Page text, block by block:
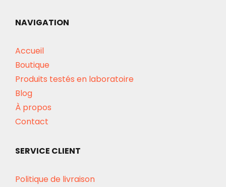
NAVIGATION
Accueil
Boutique
Produits testés en laboratoire
Blog
À propos
Contact
SERVICE CLIENT
Politique de livraison